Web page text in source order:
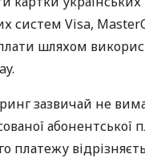
систем Visa,
шляхом
зазвичай не
абонентської
платежу